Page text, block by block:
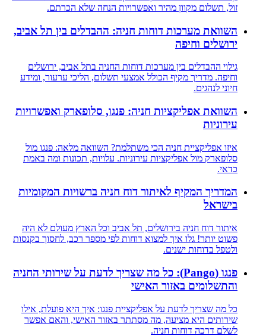
זול, תשלום מקוון מהיר ואפשרויות הנחה שלא הכרתם.
השוואת מערכות דוחות חניה: ההבדלים בין תל אביב,
ירושלים וחיפה
גילוי ההבדלים בין מערכות דוחות החניה בתל אביב, ירושלים
וחיפה. מדריך מקיף הכולל אמצעי תשלום, הליכי ערעור, ומידע
חיוני לנהגים.
השוואת אפליקציות חניה: פנגו, סלופארק ואפשרויות
עירוניות
איזו אפליקציית חניה הכי משתלמת? השוואה מלאה: פנגו מול
סלופארק מול אפליקציות עירוניות. עלויות, תכונות ומה באמת
כדאי.
המדריך המקיף לאיתור דוח חניה ברשויות המקומיות
בישראל
איתור דוח חניה בירושלים, תל אביב וכל הארץ מעולם לא היה
פשוט יותר! גלו איך למצוא דוחות לפי מספר רכב, לחסוך בקנסות
ולטפל בדוחות ישנים.
פנגו (Pango): כל מה שצריך לדעת על שירותי החניה
והתשלומים באזור האישי
כל מה שצריך לדעת על אפליקציית פנגו: איך היא פועלת, אילו
שירותים היא מציעה, מה מסתתר באזור האישי, והאם אפשר
לשלם דרכה דוחות חניה.